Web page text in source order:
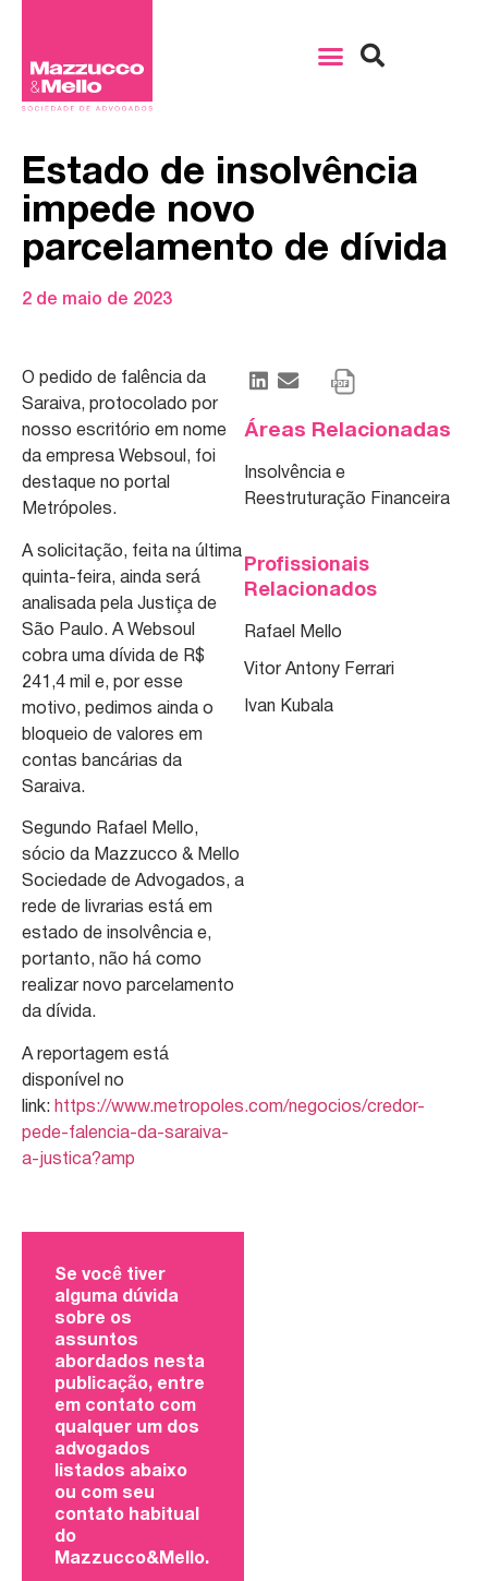
Estado de insolvência
impede novo
parcelamento de dívida
2 de maio de 2023
O pedido de falência da
Saraiva, protocolado por
nosso escritório em nome
da empresa Websoul, foi
destaque no portal
Metrópoles.
A solicitação, feita na última
quinta-feira, ainda será
analisada pela Justiça de
São Paulo. A Websoul
cobra uma dívida de R$
241,4 mil e, por esse
motivo, pedimos ainda o
bloqueio de valores em
contas bancárias da
Saraiva.
Segundo Rafael Mello,
sócio da Mazzucco & Mello
Sociedade de Advogados, a
rede de livrarias está em
estado de insolvência e,
portanto, não há como
realizar novo parcelamento
da dívida.
A reportagem está
disponível no
link: https://www.metropoles.com/negocios/credor-
pede-falencia-da-saraiva-
a-justica?amp
Se você tiver
alguma dúvida
sobre os
assuntos
abordados nesta
publicação, entre
em contato com
qualquer um dos
advogados
listados abaixo
ou com seu
contato habitual
do
Mazzucco&Mello.
Áreas Relacionadas
Insolvência e
Reestruturação Financeira
Profissionais
Relacionados
Rafael Mello
Vitor Antony Ferrari
Ivan Kubala